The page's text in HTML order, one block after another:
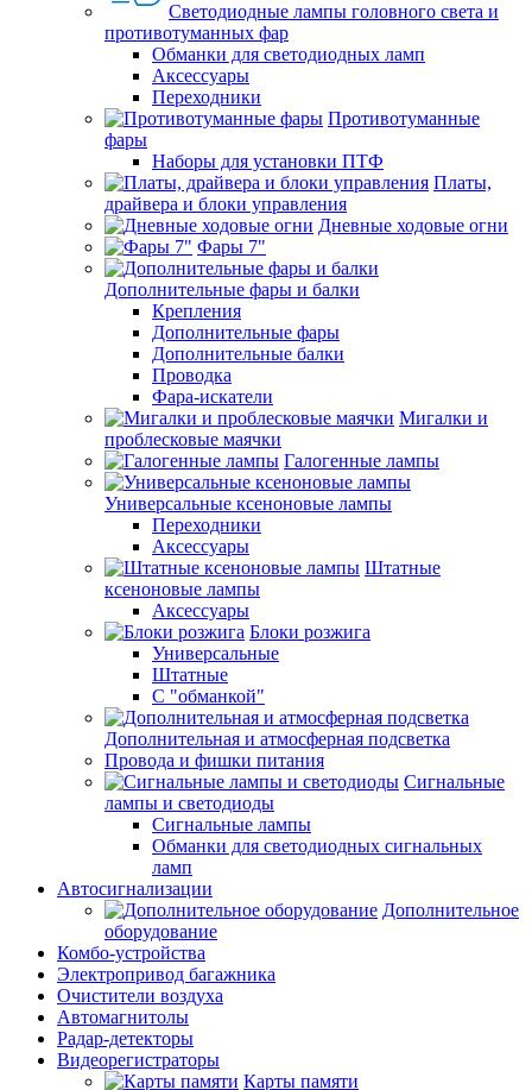
Светодиодные лампы головного света и
противотуманных фар
Обманки для светодиодных ламп
Аксессуары
Переходники
Противотуманные
фары
Наборы для установки ПТФ
Платы,
драйвера и блоки управления
Дневные ходовые огни
Фары 7"
Дополнительные фары и балки
Крепления
Дополнительные фары
Дополнительные балки
Проводка
Фара-искатели
Мигалки и
проблесковые маячки
Галогенные лампы
Универсальные ксеноновые лампы
Переходники
Аксессуары
Штатные
ксеноновые лампы
Аксессуары
Блоки розжига
Универсальные
Штатные
С "обманкой"
Дополнительная и атмосферная подсветка
Провода и фишки питания
Cигнальные
лампы и светодиоды
Сигнальные лампы
Обманки для светодиодных сигнальных
ламп
Автосигнализации
Дополнительное
оборудование
Комбо-устройства
Электропривод багажника
Очистители воздуха
Автомагнитолы
Радар-детекторы
Видеорегистраторы
Карты памяти